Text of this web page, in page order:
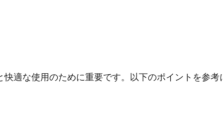
適な使用のために重要です。以下のポイントを参考